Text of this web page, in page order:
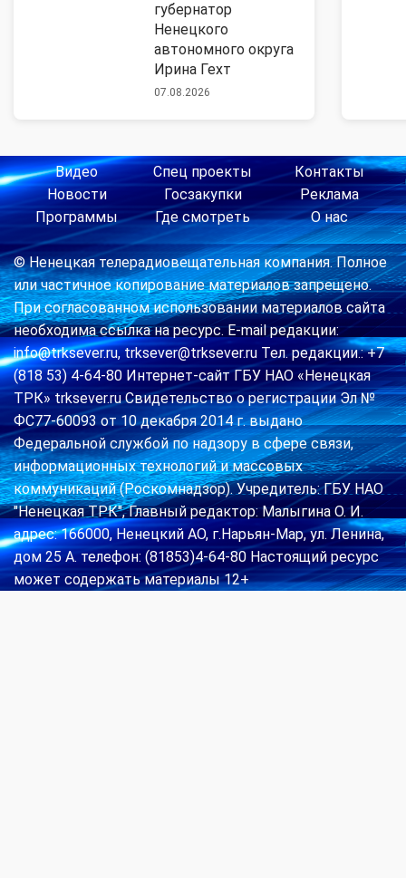
губернатор
Ненецкого
автономного округа
Ирина Гехт
07.08.2026
Видео
Новости
Программы
Спец проекты
Госзакупки
Где смотреть
Контакты
Реклама
О нас
© Ненецкая телерадиовещательная компания. Полное
или частичное копирование материалов запрещено.
При согласованном использовании материалов сайта
необходима ссылка на ресурс. E-mail редакции:
info@trksever.ru, trksever@trksever.ru Тел. редакции.: +7
(818 53) 4-64-80 Интернет-сайт ГБУ НАО «Ненецкая
ТРК» trksever.ru Свидетельство о регистрации Эл №
ФС77-60093 от 10 декабря 2014 г. выдано
Федеральной службой по надзору в сфере связи,
информационных технологий и массовых
коммуникаций (Роскомнадзор). Учредитель: ГБУ НАО
"Ненецкая ТРК", Главный редактор: Малыгина О. И.
адрес: 166000, Ненецкий АО, г.Нарьян-Мар, ул. Ленина,
дом 25 А. телефон: (81853)4-64-80 Настоящий ресурс
может содержать материалы 12+